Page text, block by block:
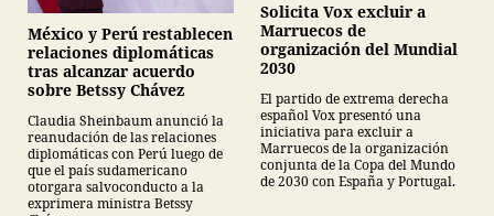
México y Perú restablecen
relaciones diplomáticas
tras alcanzar acuerdo
sobre Betssy Chávez
Claudia Sheinbaum anunció la
reanudación de las relaciones
diplomáticas con Perú luego de
que el país sudamericano
otorgara salvoconducto a la
exprimera ministra Betssy
Solicita Vox excluir a
Marruecos de
organización del Mundial
2030
El partido de extrema derecha
español Vox presentó una
iniciativa para excluir a
Marruecos de la organización
conjunta de la Copa del Mundo
de 2030 con España y Portugal.